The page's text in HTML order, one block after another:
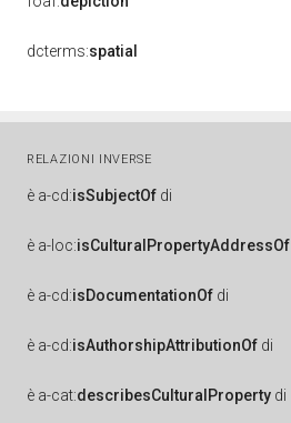
dcterms:spatial
RELAZIONI INVERSE
è a-cd:isSubjectOf di
è a-loc:isCulturalPropertyAddressOf
è a-cd:isDocumentationOf di
è a-cd:isAuthorshipAttributionOf di
è a-cat:describesCulturalProperty di